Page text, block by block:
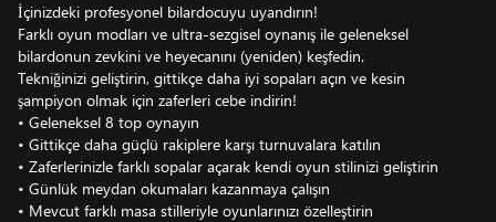
İçinizdeki profesyonel bilardocuyu uyandırın!
Farklı oyun modları ve ultra-sezgisel oynanış ile geleneksel
bilardonun zevkini ve heyecanını (yeniden) keşfedin.
Tekniğinizi geliştirin, gittikçe daha iyi sopaları açın ve kesin
şampiyon olmak için zaferleri cebe indirin!
• Geleneksel 8 top oynayın
• Gittikçe daha güçlü rakiplere karşı turnuvalara katılın
• Zaferlerinizle farklı sopalar açarak kendi oyun stilinizi geliştirin
• Günlük meydan okumaları kazanmaya çalışın
• Mevcut farklı masa stilleriyle oyunlarınızı özelleştirin